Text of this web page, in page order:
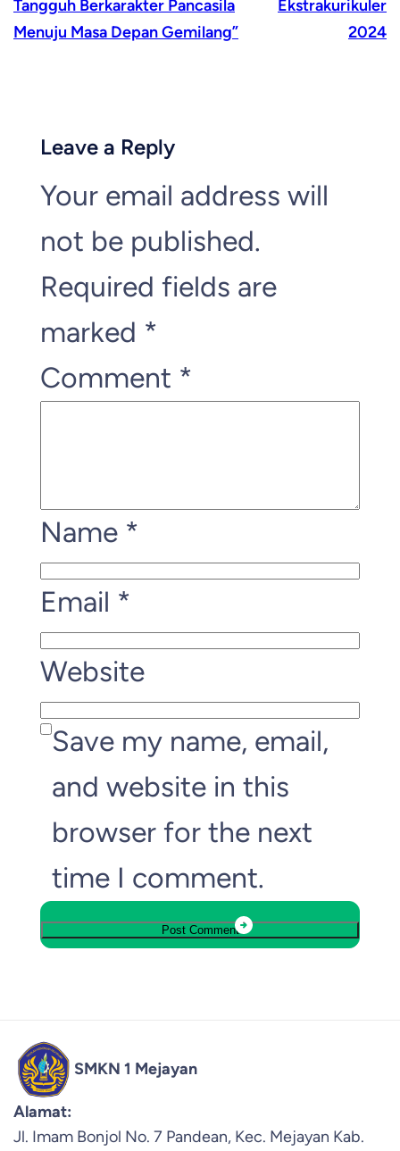
Tangguh Berkarakter Pancasila
Menuju Masa Depan Gemilang”
Ekstrakurikuler
2024
Leave a Reply
Your email address will
not be published.
Required fields are
marked *
Comment *
Name *
Email *
Website
Save my name, email,
and website in this
browser for the next
time I comment.
SMKN 1 Mejayan
Alamat:
Jl. Imam Bonjol No. 7 Pandean, Kec. Mejayan Kab.